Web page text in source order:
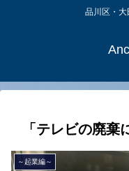
品川区・大
「テレビの廃棄
～起業編～